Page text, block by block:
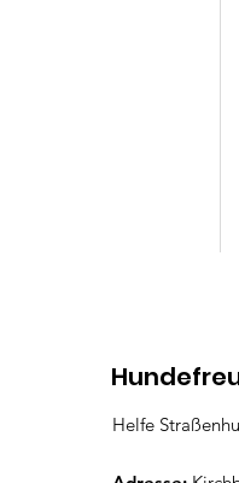
Helfe